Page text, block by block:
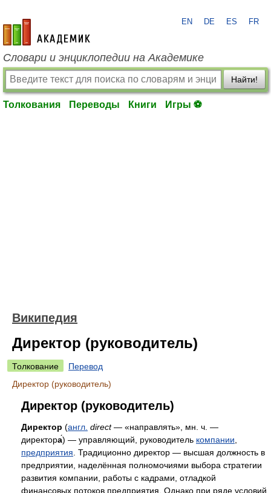
academic.ru
EN DE ES FR
Словари и энциклопедии на Академике
Найти!
Толкования Переводы Книги Игры ⚽
Википедия
Директор (руководитель)
Толкование
Перевод
Директор (руководитель)
Директор (руководитель)
Директор (англ. direct— «направлять», мн. ч. —
директора́) — управляющий, руководитель компании
предприятия . Традиционно директор — высшая должность в
предприятии, наделённая полномочиями выбора стратегии
развития компании, работы с кадрами, отладкой
финансовых потоков предприятия. Однако при ряде условий